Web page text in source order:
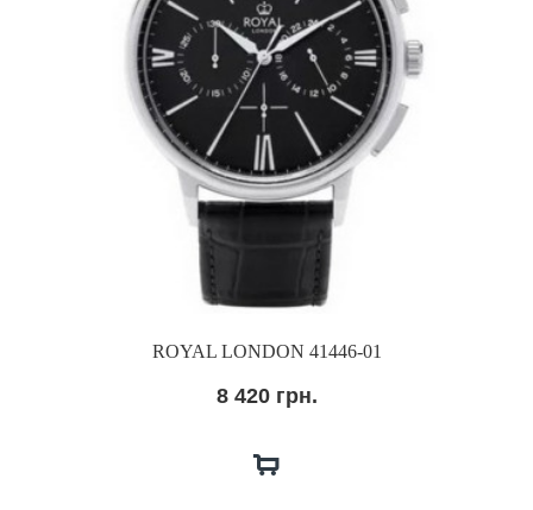
ROYAL LONDON 41446-01
8 420 грн.